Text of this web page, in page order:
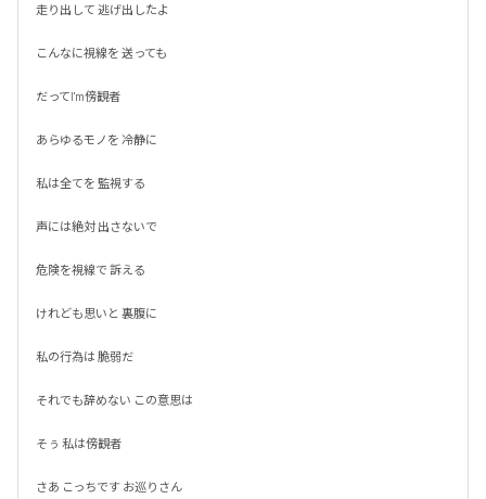
走り出して 逃げ出したよ
こんなに視線を 送っても
だってI'm傍観者
あらゆるモノを 冷静に
私は全てを 監視する
声には絶対 出さないで
危険を視線で 訴える
けれども思いと 裏腹に
私の行為は 脆弱だ
それでも辞めない この意思は
そぅ 私は傍観者
さあ こっちです お巡りさん